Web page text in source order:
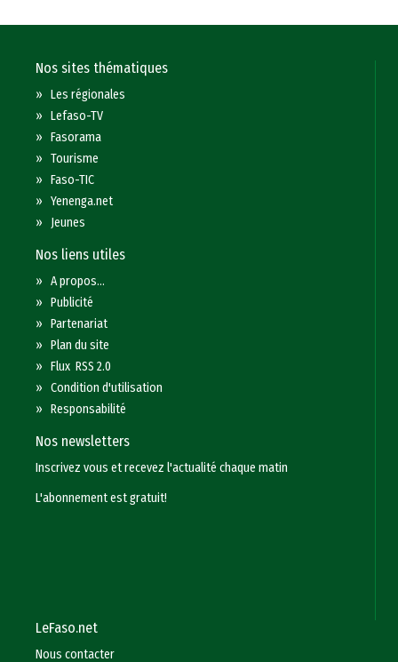
Nos sites thématiques
»Les régionales
»Lefaso-TV
»Fasorama
»Tourisme
»Faso-TIC
»Yenenga.net
» Jeunes
Nos liens utiles
»A propos...
»Publicité
»Partenariat
»Plan du site
»Flux RSS 2.0
»Condition d'utilisation
»Responsabilité
Nos newsletters
Inscrivez vous et recevez l'actualité chaque matin
L'abonnement est gratuit!
LeFaso.net
Nous contacter